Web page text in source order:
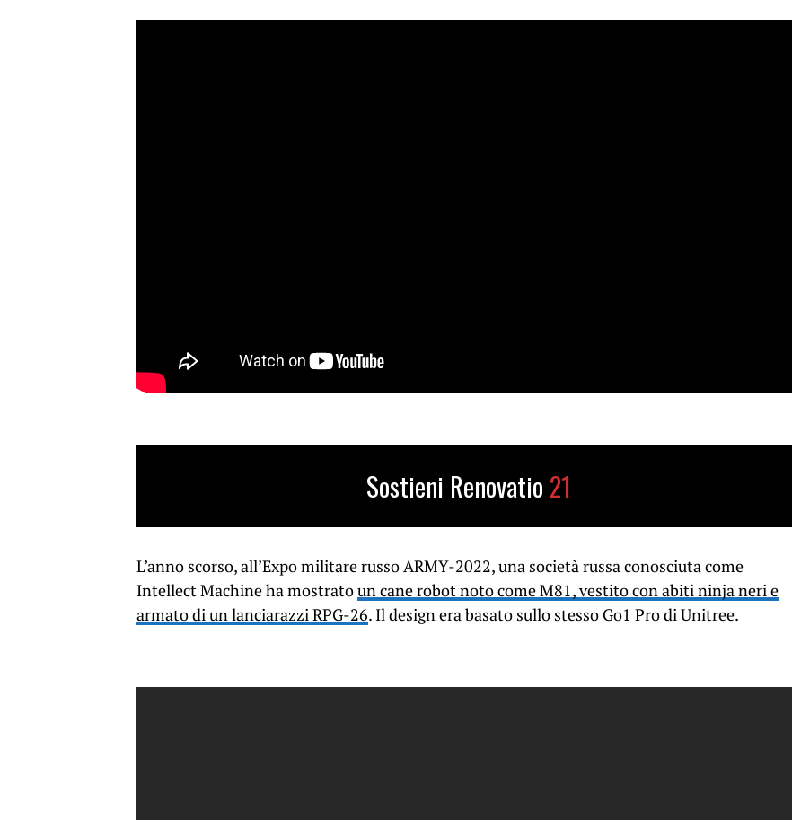
Sostieni Renovatio 21
L’anno scorso, all’Expo militare russo ARMY-2022, una società russa conosciuta come
Intellect Machine ha mostratoun cane robot noto come M81, vestito con abiti ninja neri e
armato di un lanciarazzi RPG-26. Il design era basato sullo stesso Go1 Pro di Unitree.